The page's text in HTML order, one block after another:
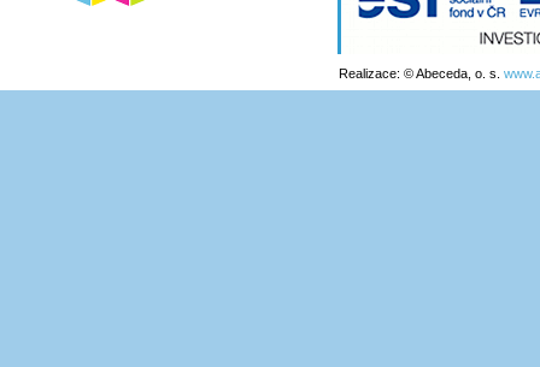
Realizace: © Abeceda, o. s.